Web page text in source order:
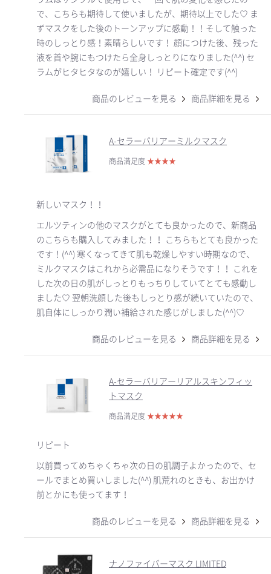
で、こちらも期待して使いましたが、期待以上でした♡ ま
ずマスクをした後のトーンアップに感動！！そして触った
時のしっとり感！素晴らしいです！ 顔につけた後、残った
液を首や腕にもつけたら全身しっとりになりました(^^) セ
ラムがヒタヒタなのが嬉しい！ リピート確定です(^^)
商品のレビューを見る 商品詳細を見る
A-セラーバリアーミルクマスク
商品満足度 ★★★★
新しいマスク！！
エルツティンの他のマスクがとても良かったので、新商品
のこちらも購入してみました！！ こちらもとても良かった
です！(^^) 寒くなってきて肌も乾燥しやすい時期なので、
ミルクマスクはこれから必需品になりそうです！！ これを
した次の日の肌がしっとりもっちりしていてとても感動し
ました♡ 翌朝洗顔した後もしっとり感が続いていたので、
肌自体にしっかり潤い補給された感じがしました(^^)♡
商品のレビューを見る 商品詳細を見る
A-セラーバリアーリアルスキンフィッ
トマスク
商品満足度 ★★★★★
リピート
以前買ってめちゃくちゃ次の日の肌調子よかったので、セ
ールでまとめ買いしました(^^) 肌荒れのときも、お出かけ
前とかにも使ってます！
商品のレビューを見る 商品詳細を見る
ナノファイバーマスク LIMITED